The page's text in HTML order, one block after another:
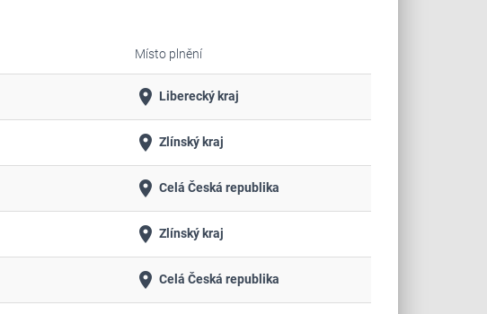
Místo plnění
place Liberecký kraj
place Zlínský kraj
place Celá Česká republika
place Zlínský kraj
place Celá Česká republika